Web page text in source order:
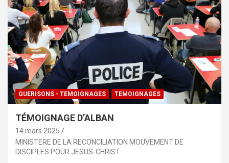
GUERISONS - TEMOIGNAGES TEMOIGNAGES
TÉMOIGNAGE D’ALBAN
14 mars 2025
MINISTERE DE LA RECONCILIATION MOUVEMENT DE
DISCIPLES POUR JESUS-CHRIST